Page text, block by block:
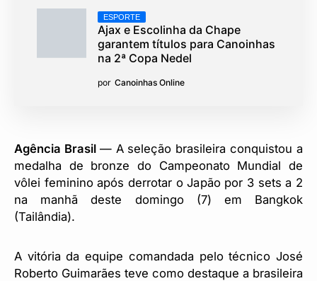
ESPORTE
Ajax e Escolinha da Chape
garantem títulos para Canoinhas
na 2ª Copa Nedel
por Canoinhas Online
Agência Brasil — A seleção brasileira conquistou a
medalha de bronze do Campeonato Mundial de
vôlei feminino após derrotar o Japão por 3 sets a 2
na manhã deste domingo (7) em Bangkok
(Tailândia).
A vitória da equipe comandada pelo técnico José
Roberto Guimarães teve como destaque a brasileira